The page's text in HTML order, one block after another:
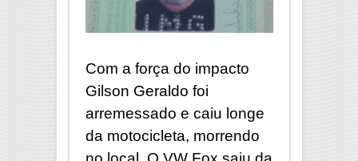
Com a força do impacto
Gilson Geraldo foi
arremessado e caiu longe
da motocicleta, morrendo